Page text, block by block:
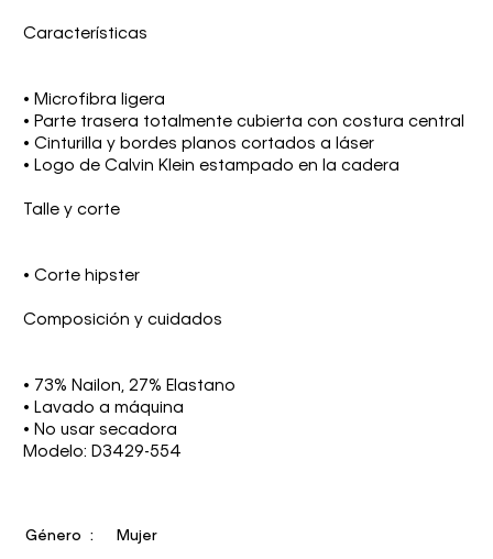
Características
• Microfibra ligera
• Parte trasera totalmente cubierta con costura central
• Cinturilla y bordes planos cortados a láser
• Logo de Calvin Klein estampado en la cadera
Talle y corte
• Corte hipster
Composición y cuidados
• 73% Nailon, 27% Elastano
• Lavado a máquina
• No usar secadora
Modelo: D3429-554
Género Mujer